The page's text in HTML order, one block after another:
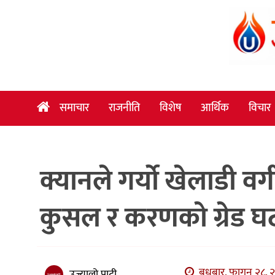
विशेष
अन्तर्वार्ता
विज्ञान
प्रविधि
खेलकुद
समाचार राजनीति विशेष आर्थिक विचार
क्यानले गर्यो खेलाडी
कुसल र करणको ग्रेड